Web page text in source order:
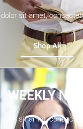
sit amet,
Shop All
WEEKLY NEW
dolor sit amet,